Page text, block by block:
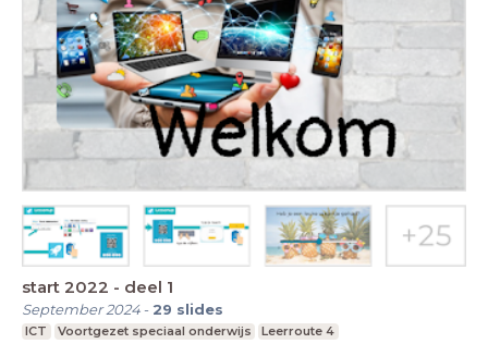
start 2022 - deel 1
September 2024- 29 slides
ICT Voortgezet speciaal onderwijs Leerroute 4